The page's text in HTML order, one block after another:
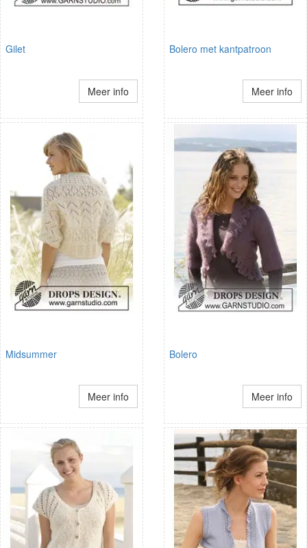
Gilet
Meer info
Bolero met kantpatroon
Meer info
Midsummer
Meer info
Bolero
Meer info